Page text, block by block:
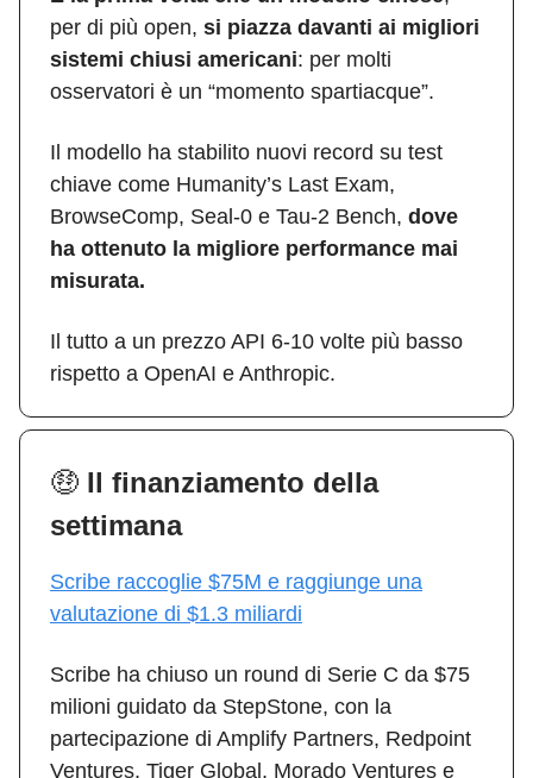
per di più open, si piazza davanti ai migliori
sistemi chiusi americani: per molti
osservatori è un “momento spartiacque”.
Il modello ha stabilito nuovi record su test
chiave come Humanity’s Last Exam,
BrowseComp, Seal-0 e Tau-2 Bench, dove
ha ottenuto la migliore performance mai
misurata.
Il tutto a un prezzo API 6-10 volte più basso
rispetto a OpenAI e Anthropic.
🤑 Il finanziamento della
settimana
Scribe raccoglie $75M e raggiunge una
valutazione di $1.3 miliardi
Scribe ha chiuso un round di Serie C da $75
milioni guidato da StepStone, con la
partecipazione di Amplify Partners, Redpoint
Ventures, Tiger Global, Morado Ventures e